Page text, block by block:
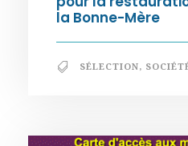
la Bonne-Mère
SÉLECTION,